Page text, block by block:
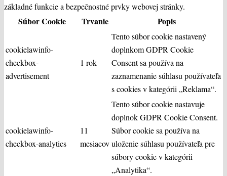
základné funkcie a bezpečnostné prvky webovej stránky.
Súbor Cookie Trvanie Popis
cookielawinfo-
checkbox-
advertisement
1 rok
Tento súbor cookie nastavený
doplnkom GDPR Cookie
Consent sa používa na
zaznamenanie súhlasu používateľa
s cookies v kategórii „Reklama“.
cookielawinfo-
checkbox-analytics
11
mesiacov
Tento súbor cookie nastavuje
doplnok GDPR Cookie Consent.
Súbor cookie sa používa na
uloženie súhlasu používateľa pre
súbory cookie v kategórii
„Analytika“.